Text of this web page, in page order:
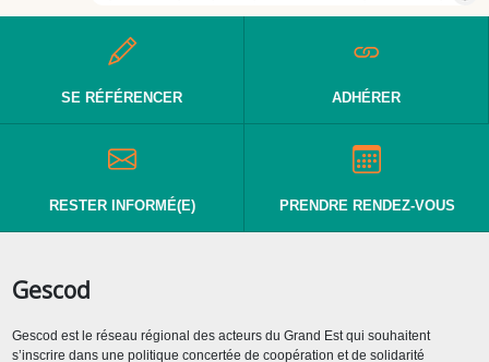
SE RÉFÉRENCER ADHÉRER
RESTER INFORMÉ(E) PRENDRE RENDEZ-VOUS
Gescod
Gescod est le réseau régional des acteurs du Grand Est qui souhaitent
s’inscrire dans une politique concertée de coopération et de solidarité